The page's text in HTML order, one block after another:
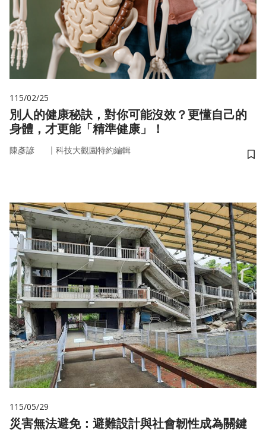
115/02/25
別人的健康秘訣，對你可能沒效？更懂自己的
身體，才更能「精準健康」！
陳彥諺 ｜ 科技大觀園特約編輯
儲
115/05/29
災害無法避免：避難設計與社會韌性成為關鍵